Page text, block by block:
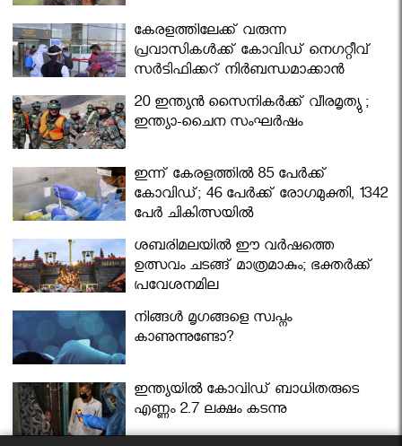
കേരളത്തിലേക്ക് വരുന്ന
പ്രവാസികള്‍ക്ക് കോവിഡ് നെഗറ്റീവ്
സര്‍ട്ടിഫിക്കറ്റ് നിർബന്ധമാക്കാൻ
മന്ത്രിസഭ
20 ഇന്ത്യൻ സൈനികർക്ക് വീരമൃത്യു ;
ഇന്ത്യാ-ചൈന സംഘർഷം
ഇന്ന് കേരളത്തിൽ 85 പേർക്ക്
കോവിഡ്; 46 പേർക്ക് രോഗമുക്തി, 1342
പേർ ചികിത്സയിൽ
ശബരിമലയില്‍ ഈ വർഷത്തെ
ഉത്സവം ചടങ്ങ് മാത്രമാകും; ഭക്തർക്ക്
പ്രവേശനമില്ല
നിങ്ങള്‍ മൃഗങ്ങളെ സ്വപ്നം
കാണുന്നുണ്ടോ?
ഇന്ത്യയിൽ കോവിഡ് ബാധിതരുടെ
എണ്ണം 2.7 ലക്ഷം കടന്നു